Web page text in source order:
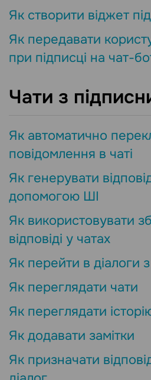
Як створити віджет
Як передавати
при підписці на чат-
Чати з
Як автоматично
повідомлення в чаті
Як генерувати
допомогою ШІ
Як використовувати
відповіді у ​​чатах
Як перейти в діалоги
Як переглядати чати
Як переглядати
Як додавати замітки
Як призначати